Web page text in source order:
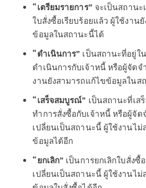
“เตรียมรายการ” จะเป็นสถานะ
ใบสั่งซื้อเรียบร้อยแล้ว ผู้ใช้งาน
ข้อมูลในสถานะนี้ได้
“ดำเนินการ” เป็นสถานะที่อยู่ใ
ดำเนินการกับเจ้าหนี้ หรือผู้จัดจ
งานยังสามารถแก้ไขข้อมูลในส
“เสร็จสมบูรณ์” เป็นสถานะที่เส
ทำการสั่งซื้อกับเจ้าหนี้ หรือผู้จัด
เปลี่ยนเป็นสถานะนี้ ผู้ใช้งานไม่
ข้อมูลได้อีก
“ยกเลิก” เป็นการยกเลิกใบสั่งซื้
เปลี่ยนเป็นสถานะนี้ ผู้ใช้งานไม่